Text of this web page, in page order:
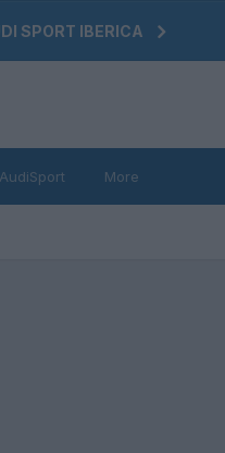
SPORT IBERICA
More